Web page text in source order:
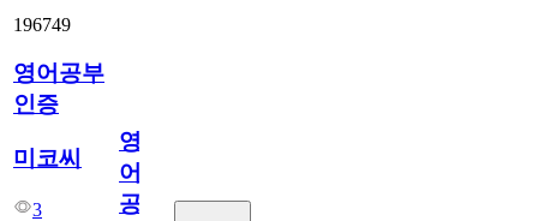
196749
영어공부
인증
미코씨
3
영
어
공